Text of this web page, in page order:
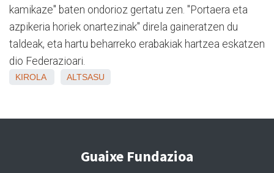
kamikaze" baten ondorioz gertatu zen. "Portaera eta
azpikeria horiek onartezinak" direla gaineratzen du
taldeak, eta hartu beharreko erabakiak hartzea eskatzen
dio Federazioari.
KIROLA ALTSASU
Guaixe Fundazioa